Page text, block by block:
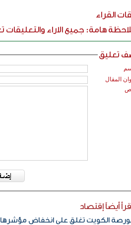
القراء
هامة: جميع الاراء
تعليق
المقال
أيضاًإقتصاد
الكويت تغلق على انخفاض مؤشرها العام